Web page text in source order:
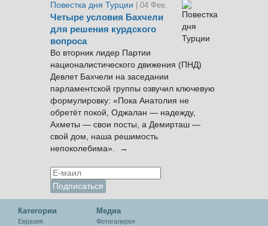
Повестка дня Турции
| 04 Фев.
Четыре условия Бахчели
для решения курдского
вопроса
Во вторник лидер Партии
националистического движения (ПНД)
Девлет Бахчели на заседании
парламентской группы озвучил ключевую
формулировку: «Пока Анатолия не
обретёт покой, Оджалан — надежду,
Ахметы — свои посты, а Демирташ —
свой дом, наша решимость
непоколебима». →
Категории
Евразия
Медиа
Фотогалерея